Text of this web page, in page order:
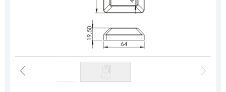
Kare Sistem Yuvarlak Sistem Baza Sistem